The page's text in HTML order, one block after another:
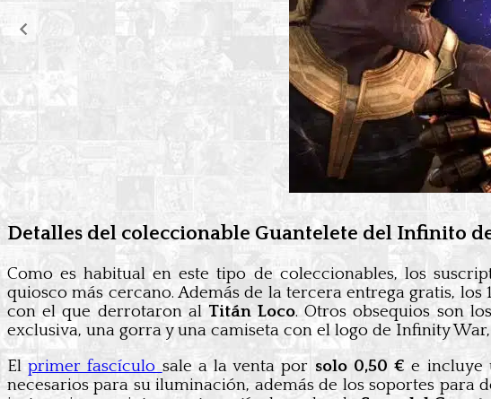
Detalles del coleccionable Guantelete del Infinito
Como es habitual en este tipo de coleccionables, los
quiosco más cercano. Además de la tercera entrega gratis,
con el que derrotaron al Titán Loco. Otros obsequios son
exclusiva, una gorra y una camiseta con el logo de Infinity
Elprimer fascículo sale a la venta por solo 0,50 €e incluye
necesarios para su iluminación, además de los soportes para